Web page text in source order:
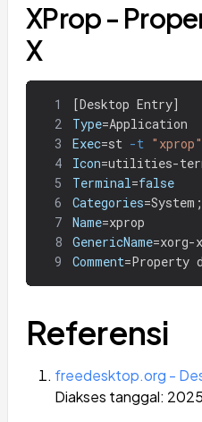
XProp -
X
1 [Desktop Entry]
2
Type=Application
3
Exec=st -t "xprop"
4
Icon=utilities-
5
Terminal=false
6
Categories=System ;
7
Name=xprop
8
GenericName=xorg-
9
Comment=Property
Referensi
freedesktop.org -
Diakses tanggal: